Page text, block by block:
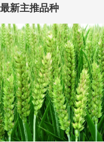
最新主推品种